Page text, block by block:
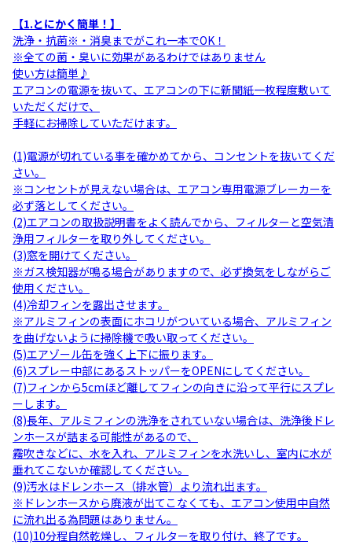
【1.とにかく簡単！】
洗浄・抗菌※・消臭までがこれ一本でOK！
※全ての菌・臭いに効果があるわけではありません
使い方は簡単♪
エアコンの電源を抜いて、エアコンの下に新聞紙一枚程度敷いて
いただくだけで、
手軽にお掃除していただけます。
(1)電源が切れている事を確かめてから、コンセントを抜いてくだ
さい。
※コンセントが見えない場合は、エアコン専用電源ブレーカーを
必ず落としてください。
(2)エアコンの取扱説明書をよく読んでから、フィルターと空気清
浄用フィルターを取り外してください。
(3)窓を開けてください。
※ガス検知器が鳴る場合がありますので、必ず換気をしながらご
使用ください。
(4)冷却フィンを露出させます。
※アルミフィンの表面にホコリがついている場合、アルミフィン
を曲げないように掃除機で吸い取ってください。
(5)エアゾール缶を強く上下に振ります。
(6)スプレー中部にあるストッパーをOPENにしてください。
(7)フィンから5cmほど離してフィンの向きに沿って平行にスプレ
ーします。
(8)長年、アルミフィンの洗浄をされていない場合は、洗浄後ドレ
ンホースが詰まる可能性があるので、
霧吹きなどに、水を入れ、アルミフィンを水洗いし、室内に水が
垂れてこないか確認してください。
(9)汚水はドレンホース（排水管）より流れ出ます。
※ドレンホースから廃液が出てこなくても、エアコン使用中自然
に流れ出る為問題はありません。
(10)10分程自然乾燥し、フィルターを取り付け、終了です。